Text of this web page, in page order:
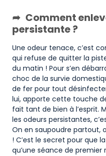
Comment
persistante ?
Une odeur tenace, c’est
qui refuse de quitter la
du matin ! Pour s’en
choc de la survie
de fer pour tout
lui, apporte cette touche
fait tant de bien à l’esprit.
les odeurs persistantes,
On en saupoudre partout,
! C’est le secret pour que
qu’une séance de premier